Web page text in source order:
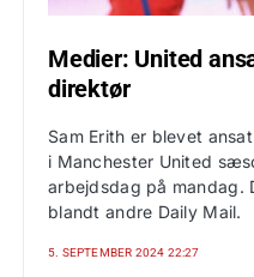
Medier: United
direktør
Sam Erith er blevet
i Manchester United
arbejdsdag på mandag.
blandt andre Daily Mail.
5. SEPTEMBER 2024 22:27